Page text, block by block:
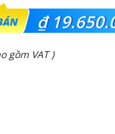
₫
gồm VAT )